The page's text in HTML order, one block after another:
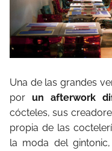
Una de las grandes
por un afterwork
cócteles, sus
propia de las
la moda del